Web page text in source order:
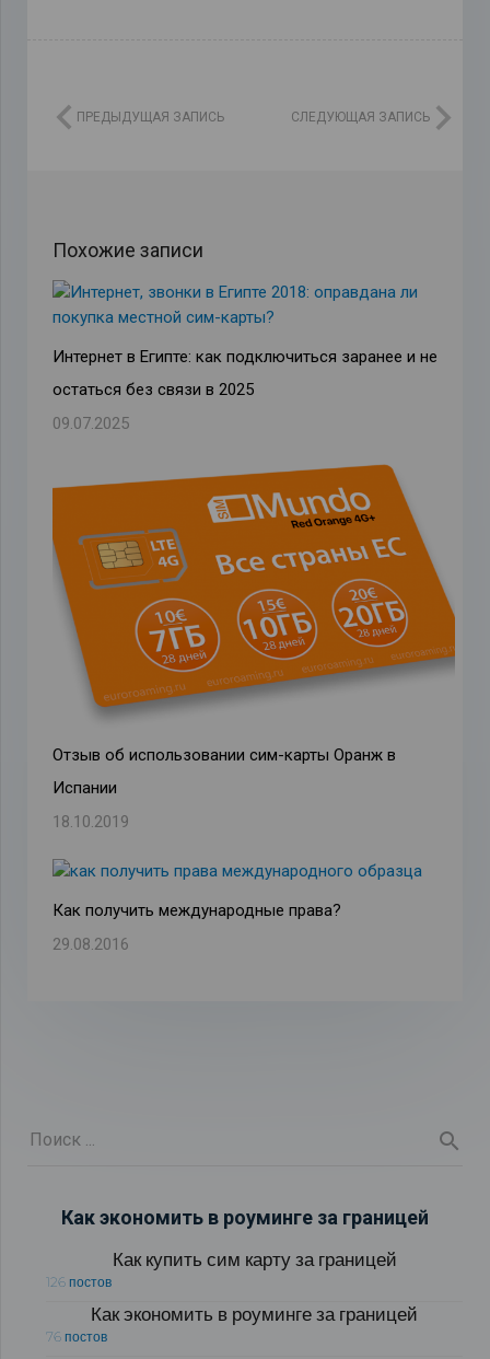
ПРЕДЫДУЩАЯ ЗАПИСЬ СЛЕДУЮЩАЯ ЗАПИСЬ
Похожие записи
Интернет в Египте: как подключиться заранее и не
остаться без связи в 2025
09.07.2025
Отзыв об использовании сим-карты Оранж в
Испании
18.10.2019
Как получить международные права?
29.08.2016
Как экономить в роуминге за границей
Как купить сим карту за границей
126 постов
Как экономить в роуминге за границей
76 постов